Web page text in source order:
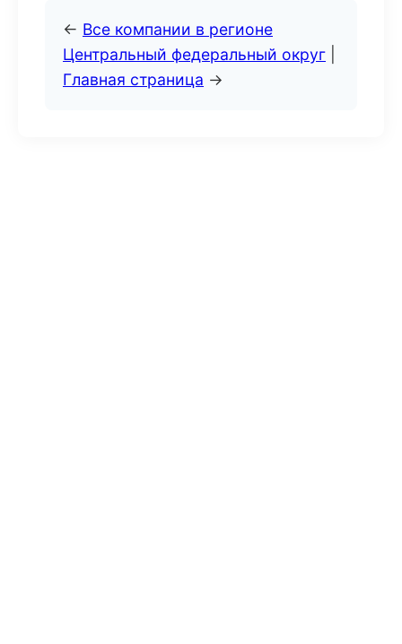
← Все компании в регионе
Центральный федеральный округ
Главная страница →